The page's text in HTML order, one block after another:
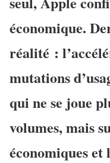
économique.
réalité :
mutations
qui ne se joue
volumes, mais
économiques et